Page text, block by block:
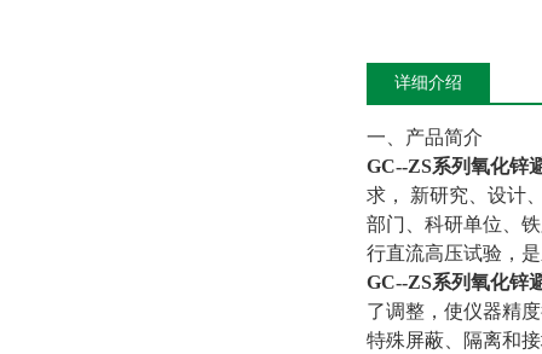
详细介绍
一、产品简介
GC--ZS系列氧化锌
求， 新研究、设计
部门、科研单位、
行直流高压试验，
GC--ZS系列氧化锌
了调整，使仪器精
特殊屏蔽、隔离和